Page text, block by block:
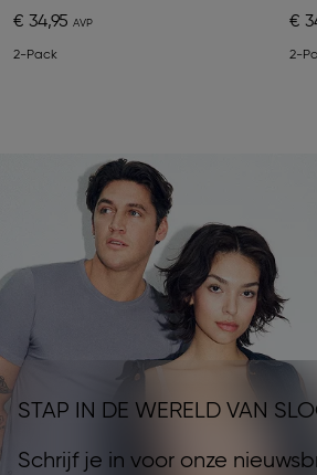
€ 34,95
2-Pack
€
2-
STAP IN DE WERELD VAN
Schrijf je in voor onze